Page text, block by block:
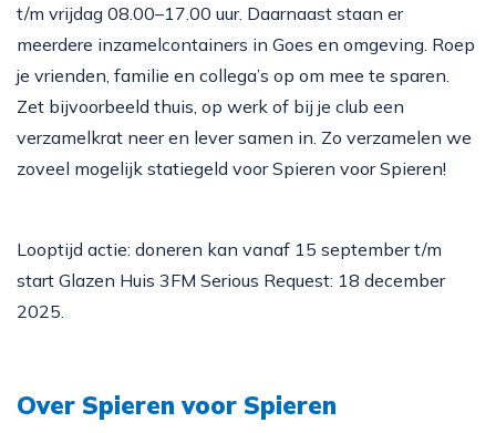
t/m vrijdag 08.00–17.00 uur. Daarnaast staan er
meerdere inzamelcontainers in Goes en omgeving. Roep
je vrienden, familie en collega’s op om mee te sparen.
Zet bijvoorbeeld thuis, op werk of bij je club een
verzamelkrat neer en lever samen in. Zo verzamelen we
zoveel mogelijk statiegeld voor Spieren voor Spieren!
Looptijd actie: doneren kan vanaf 15 september t/m
start Glazen Huis 3FM Serious Request: 18 december
2025.
Over Spieren voor Spieren